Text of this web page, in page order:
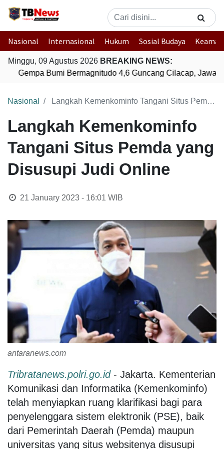
Nasional Internasional Hukum Sosial Budaya
Minggu, 09 Agustus 2026 BREAKING NEWS:
Gempa Bumi Bermagnitudo 4,6 Guncang Cilacap, Jawa
Nasional Langkah Kemenkominfo Tangani Situs Pemda yang Disusupi Judi Online
Langkah Kemenkominfo
Tangani Situs Pemda yang
Disusupi Judi Online
21 January 2023 - 16:01 WIB
antaranews.com
Tribratanews.polri.go.id - Jakarta. Kementerian
Komunikasi dan Informatika (Kemenkominfo)
telah menyiapkan ruang klarifikasi bagi para
penyelenggara sistem elektronik (PSE), baik
dari Pemerintah Daerah (Pemda) maupun
universitas yang situs websitenya disusupi